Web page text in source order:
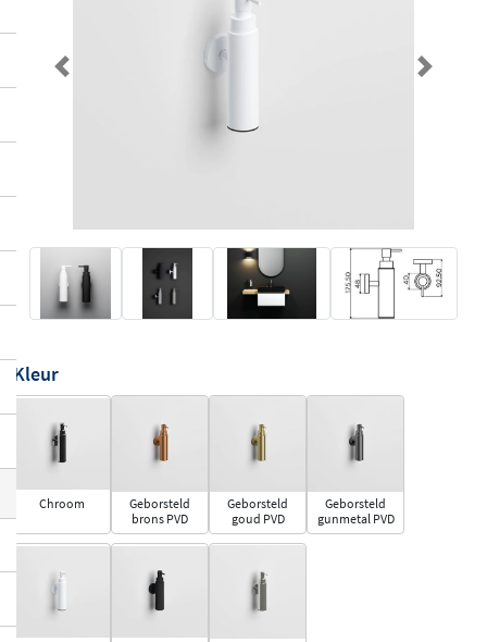
Previous Next
Kleur
Chroom
Geborsteld
brons PVD
Geborsteld
goud PVD
Geborsteld
gunmetal PVD